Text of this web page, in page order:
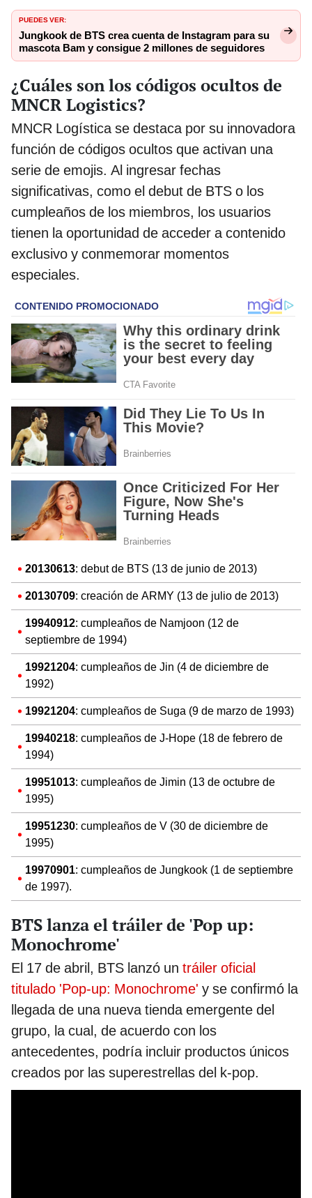
PUEDES VER:
Jungkook de BTS crea cuenta de Instagram para su
mascota Bam y consigue 2 millones de seguidores
¿Cuáles son los códigos ocultos de
MNCR Logistics?
MNCR Logística se destaca por su innovadora
función de códigos ocultos que activan una
serie de emojis. Al ingresar fechas
significativas, como el debut de BTS o los
cumpleaños de los miembros, los usuarios
tienen la oportunidad de acceder a contenido
exclusivo y conmemorar momentos
especiales.
20130613: debut de BTS (13 de junio de 2013)
20130709: creación de ARMY (13 de julio de 2013)
19940912: cumpleaños de Namjoon (12 de
septiembre de 1994)
19921204: cumpleaños de Jin (4 de diciembre de
1992)
19921204: cumpleaños de Suga (9 de marzo de 1993)
19940218: cumpleaños de J-Hope (18 de febrero de
1994)
19951013: cumpleaños de Jimin (13 de octubre de
1995)
19951230: cumpleaños de V (30 de diciembre de
1995)
19970901: cumpleaños de Jungkook (1 de septiembre
de 1997).
BTS lanza el tráiler de 'Pop up:
Monochrome'
El 17 de abril, BTS lanzó un tráiler oficial
titulado 'Pop-up: Monochrome' y se confirmó la
llegada de una nueva tienda emergente del
grupo, la cual, de acuerdo con los
antecedentes, podría incluir productos únicos
creados por las superestrellas del k-pop.